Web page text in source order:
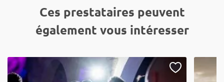
Ces prestataires peuvent
également vous intéresser